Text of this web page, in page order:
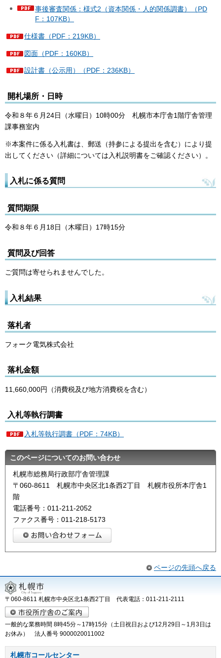
事後審査関係：様式2（資本関係・人的関係調書）（PD
F：107KB）
仕様書（PDF：219KB）
図面（PDF：160KB）
設計書（公示用）（PDF：236KB）
開札場所・日時
令和８年６月24日（水曜日）10時00分 札幌市本庁舎1階庁舎管理
課事務室内
※本案件に係る入札書は、郵送（持参による提出を含む）により提
出してください（詳細については入札説明書をご確認ください）。
入札に係る質問
質問期限
令和８年６月18日（木曜日）17時15分
質問及び回答
ご質問は寄せられませんでした。
入札結果
落札者
フォーク電気株式会社
落札金額
11,660,000円（消費税及び地方消費税を含む）
入札等執行調書
入札等執行調書（PDF：74KB）
このページについてのお問い合わせ
札幌市総務局行政部庁舎管理課
〒060-8611 札幌市中央区北1条西2丁目 札幌市役所本庁舎1
階
電話番号：011-211-2052
ファクス番号：011-218-5173
ページの先頭へ戻る
〒060-8611 札幌市中央区北1条西2丁目 代表電話：011-211-2111
一般的な業務時間 8時45分～17時15分（土日祝日および12月29日～1月3日は
お休み） 法人番号 9000020011002
札幌市コールセンター